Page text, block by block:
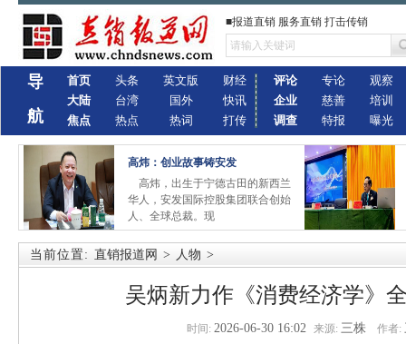
■报道直销 服务直销 打击传销
导
航
首页
大陆
焦点
头条
台湾
热点
英文版
国外
热词
财经
快讯
打传
评论
企业
调查
专论
慈善
特报
观察
培训
曝光
高炜：创业故事铸安发
高炜，出生于宁德古田的新西兰
华人，安发国际控股集团联合创始
人、全球总裁。现
当前位置: 直销报道网 > 人物 >
吴炳新力作《消费经济学》
时间: 2026-06-30 16:02 来源: 三株 作者: